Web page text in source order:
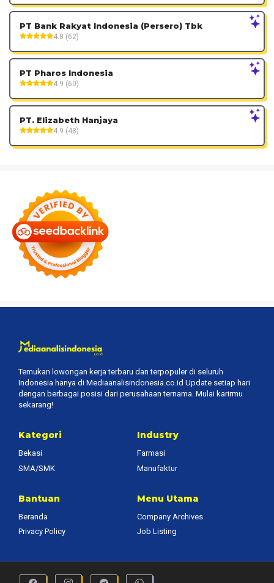
PT Bank Rakyat Indonesia (Persero) Tbk
4.8 (62)
PT Pharos Indonesia
4.9 (60)
PT. Elizabeth Hanjaya
4.9 (48)
Temukan lowongan kerja terbaru dan terpopuler di seluruh
Indonesia hanya di Mediaanalisindonesia.co.id Update setiap hari
dengan berbagai posisi dari perusahaan ternama. Mulai karirmu
sekarang!
Kategori
Bekasi
SMA/SMK
Industry
Farmasi
Manufaktur
Bantuan
Beranda
Privacy Policy
Menu Utama
Company Archives
Job Listing